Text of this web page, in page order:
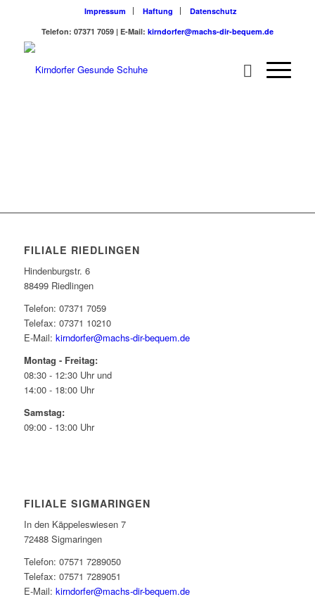
Impressum Haftung
Datenschutz
Telefon: 07371 7059 | E-Mail: kirndorfer@machs-dir-bequem.de
FILIALE RIEDLINGEN
Hindenburgstr. 6
88499 Riedlingen
Telefon: 07371 7059
Telefax: 07371 10210
E-Mail: kirndorfer@machs-dir-bequem.de
Montag - Freitag:
08:30 - 12:30 Uhr und
14:00 - 18:00 Uhr
Samstag:
09:00 - 13:00 Uhr
FILIALE SIGMARINGEN
In den Käppeleswiesen 7
72488 Sigmaringen
Telefon: 07571 7289050
Telefax: 07571 7289051
E-Mail: kirndorfer@machs-dir-bequem.de